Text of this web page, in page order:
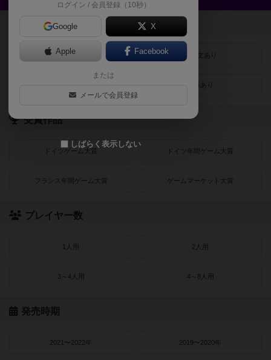
登録状況
最近登録された順 紹介文あり
画像あり
受賞作品
ドイツゲーム大賞 ドイツ年間ゲーム大賞
フランス年間ゲーム大賞 ゲームマーケット大賞
プレイヤー数
1人用 2人用
3～4人用 4～8人用
発売時期
2021〜2022年 2019〜2020年
ログイン / 会員登録（10秒）
Google X
Apple Facebook
または
メールで会員登録
しばらく表示しない